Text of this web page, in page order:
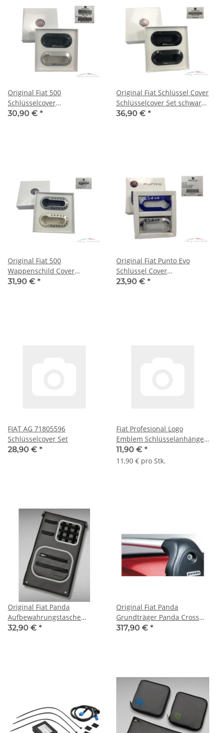
Original Fiat 500
Schlüsselcover
Schlüsselcover Set silber
30,90 € *
Original Fiat Schlüssel Cover
Schlüsselcover Set schwarz
metallic 50927028
36,90 € *
Original Fiat 500
Wappenschild Cover
Schlüsselcover Set
31,90 € *
Original Fiat Punto Evo
Schlüssel Cover
Schlüsselcover silber blau
23,90 € *
FIAT AG 71805596
Schlüsselcover Set
28,90 € *
Fiat Profesional Logo
Emblem Schlüsselanhänger
Autoschlüsselanhänger
metall
11,90 € *
11,90 € pro Stk.
Original Fiat Panda
Aufbewahrungstasche
51930791
32,90 € *
Original Fiat Panda
Grundträger Panda Cross
51994693
317,90 € *